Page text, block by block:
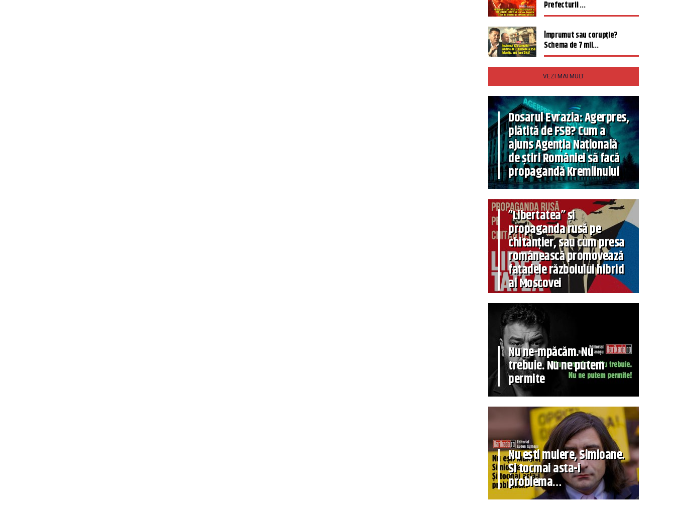
Prefecturii ...
Împrumut sau corupție?
Schema de 7 mil...
VEZI MAI MULT
Dosarul Evrazia: Agerpres,
plătită de FSB? Cum a
ajuns Agenția Națională
de știri României să facă
propagandă Kremlinului
”Libertatea” și
propaganda rusă pe
chitanțier, sau cum presa
românească promovează
fațadele războiului hibrid
al Moscovei
Nu ne-mpăcăm. Nu
trebuie. Nu ne putem
permite
Nu ești muiere, Simioane.
Și tocmai asta-i
problema…